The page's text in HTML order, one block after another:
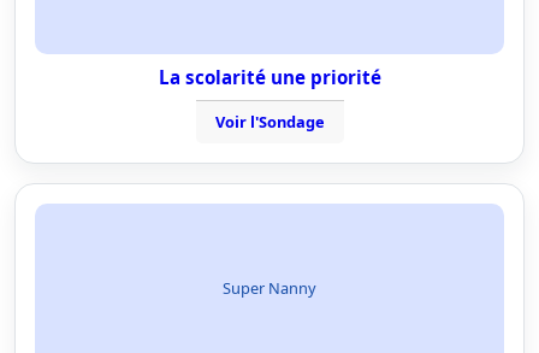
La scolarité une priorité
Voir l'Sondage
Super Nanny